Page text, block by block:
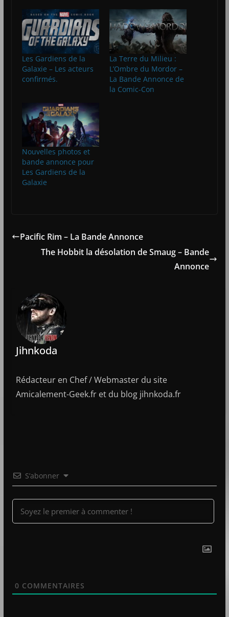
Les Gardiens de la
Galaxie – Les acteurs
confirmés.
La Terre du Milieu :
L’Ombre du Mordor –
La Bande Annonce de
la Comic-Con
Nouvelles photos et
bande annonce pour
Les Gardiens de la
Galaxie
Pacific Rim – La Bande Annonce
The Hobbit la désolation de Smaug – Bande
Annonce
Jihnkoda
Rédacteur en Chef / Webmaster du site
Amicalement-Geek.fr et du blog jihnkoda.fr
S’abonner
0 COMMENTAIRES